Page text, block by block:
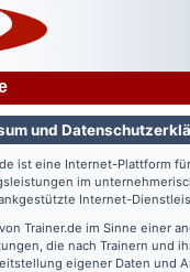
und
ist eine Internet-Plattform
im
Internet-
Trainer.de im Sinne einer
die nach Trainern und
eigener Daten und